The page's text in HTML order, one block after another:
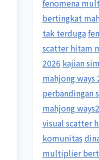
fenomena
bertingkat
tak terduga
scatter hitam
2026 kajian
mahjong ways
perbandingan
mahjong
visual scatter
komunitas
multiplier